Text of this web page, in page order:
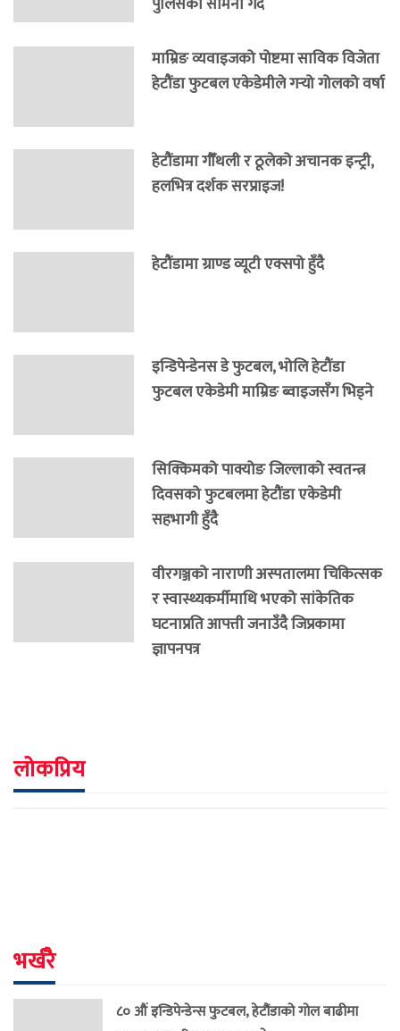
माम्रिङ व्यवाइजको पोष्टमा साविक विजेता
हेटौंडा फुटबल एकेडेमीले गर्‍यो गोलको वर्षा
हेटौंडामा गौँथली र ठूलेको अचानक इन्ट्री,
हलभित्र दर्शक सरप्राइज!
हेटौंडामा ग्राण्ड व्यूटी एक्सपो हुँदै
इन्डिपेन्डेनस डे फुटबल, भोलि हेटौंडा
फुटबल एकेडेमी माम्रिङ ब्वाइजसँग भिड्ने
सिक्किमको पाक्योङ जिल्लाको स्वतन्त्र
दिवसको फुटबलमा हेटौंडा एकेडेमी
सहभागी हुँदै
वीरगञ्जको नाराणी अस्पतालमा चिकित्सक
र स्वास्थ्यकर्मीमाथि भएको सांकेतिक
घटनाप्रति आपत्ती जनाउँदै जिप्रकामा
ज्ञापनपत्र
लोकप्रिय
भर्खरै
८० औं इन्डिपेन्डेन्स फुटबल, हेटौंडाको गोल बाढीमा